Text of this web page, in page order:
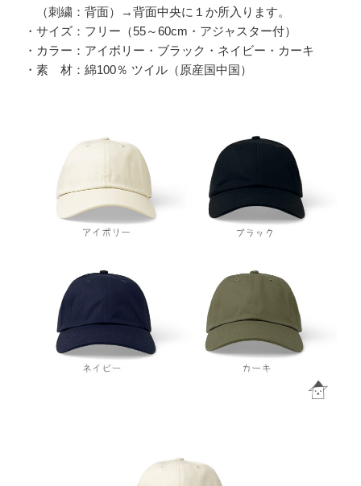
（刺繍：背面）→背面中央に１か所入ります。
・サイズ：フリー（55～60cm・アジャスター付）
・カラー：アイボリー・ブラック・ネイビー・カーキ
・素 材：綿100％ ツイル（原産国中国）